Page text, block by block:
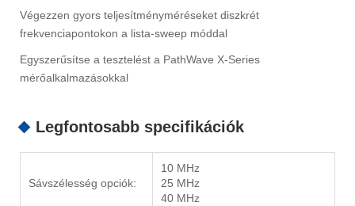
Végezzen gyors teljesítményméréseket diszkrét
frekvenciapontokon a lista-sweep móddal
Egyszerűsítse a tesztelést a PathWave X-Series
mérőalkalmazásokkal
Legfontosabb specifikációk
Sávszélesség opciók:
10 MHz
25 MHz
40 MHz